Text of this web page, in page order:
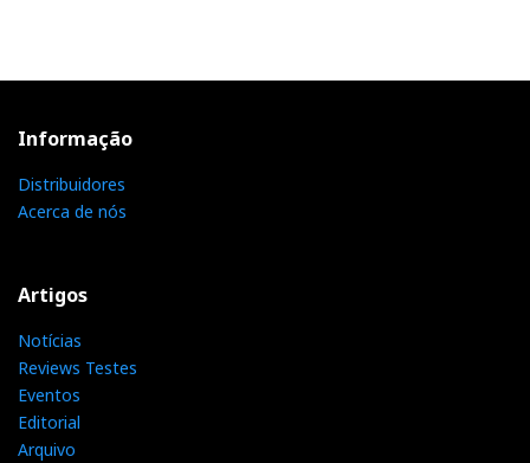
Informação
Distribuidores
Acerca de nós
Artigos
Notícias
Reviews Testes
Eventos
Editorial
Arquivo